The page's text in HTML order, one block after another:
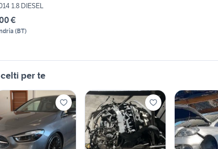
1.8 DIESEL
€
(BT)
per te